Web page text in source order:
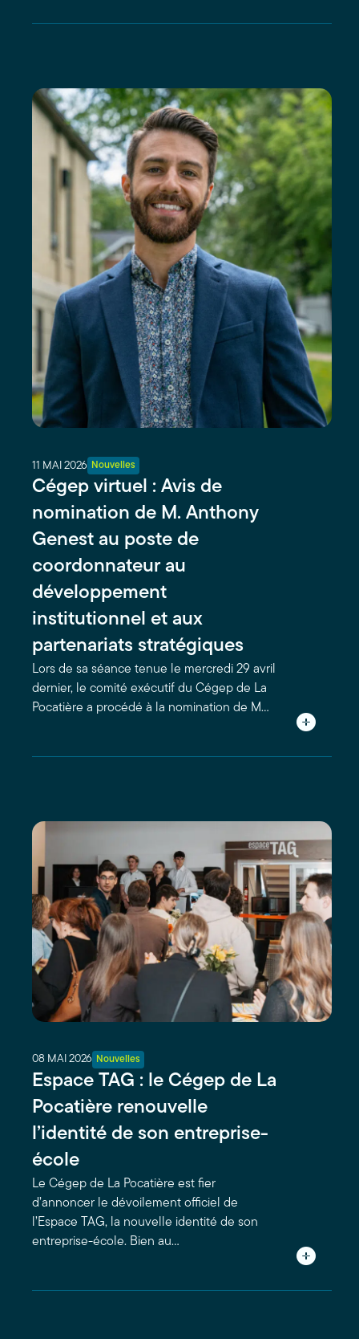
11 MAI 2026 Nouvelles
Cégep virtuel : Avis de
nomination de M. Anthony
Genest au poste de
coordonnateur au
développement
institutionnel et aux
partenariats stratégiques
Lors de sa séance tenue le mercredi 29 avril
dernier, le comité exécutif du Cégep de La
Pocatière a procédé à la nomination de M…
08 MAI 2026 Nouvelles
Espace TAG : le Cégep de La
Pocatière renouvelle
l’identité de son entreprise-
école
Le Cégep de La Pocatière est fier
d’annoncer le dévoilement officiel de
l’Espace TAG, la nouvelle identité de son
entreprise-école. Bien au…